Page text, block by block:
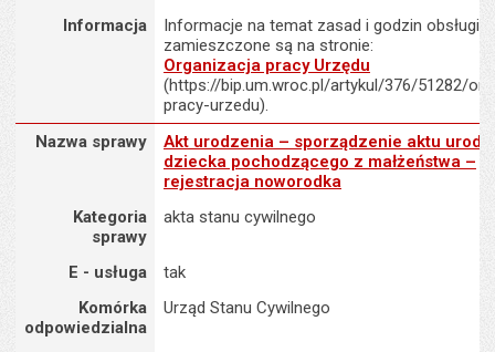
Informacja
Informacje na temat zasad i godzin obsługi
zamieszczone są na stronie:
Organizacja pracy Urzędu
(https://bip.um.wroc.pl/artykul/376/51282/
pracy-urzedu).
Nazwa sprawy : Akt urodzenia – sporządzenie aktu urodzenia
Nazwa sprawy
Akt urodzenia – sporządzenie aktu
dziecka pochodzącego z małżeństwa –
rejestracja noworodka
Kategoria
sprawy
akta stanu cywilnego
E - usługa
tak
Komórka
odpowiedzialna
Urząd Stanu Cywilnego